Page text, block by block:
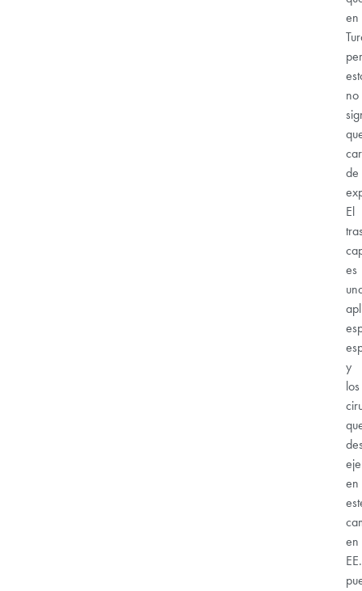
en
no
de
El
es
y
los
en
en